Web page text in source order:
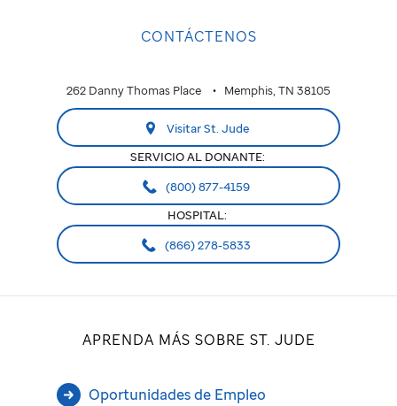
CONTÁCTENOS
262 Danny Thomas Place Memphis, TN 38105
Visitar St. Jude
SERVICIO AL DONANTE:
(800) 877-4159
HOSPITAL:
(866) 278-5833
APRENDA MÁS SOBRE ST. JUDE
Oportunidades de Empleo